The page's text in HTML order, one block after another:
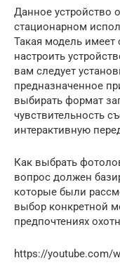
Данное устройство
стационарном
Такая модель имеет
настроить
вам следует
предназначенное
выбирать формат
чувствительность
интерактивную
Как выбрать
вопрос должен
которые были
выбор конкретной
предпочтениях
https://youtube.com/